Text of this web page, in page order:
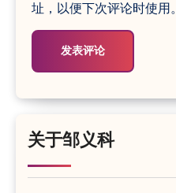
址，以便下次评论时使用。
关于邹义科